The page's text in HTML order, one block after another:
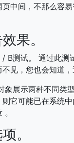
中间，不那么容
果。
B测试。 通过此测
见，您也会知道
象展示两种不同类
它可能已在系统
。